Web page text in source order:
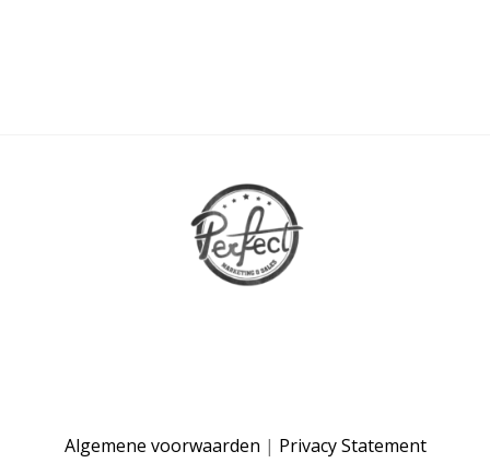
Algemene voorwaarden | Privacy Statement